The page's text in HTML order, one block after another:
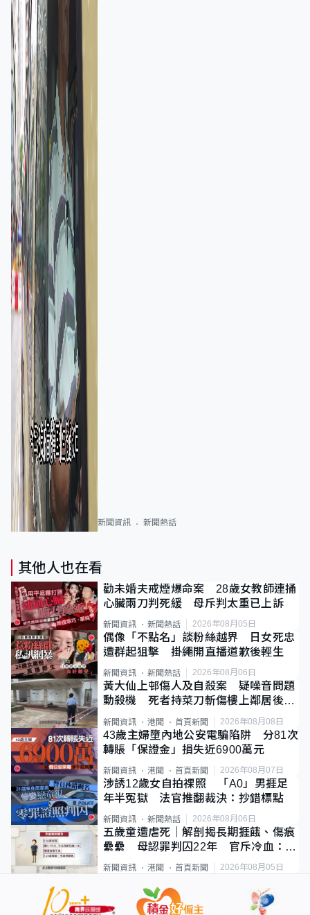
新聞資訊 新聞熱話
其他人也在看
勸未婚夫戒煙爆命案 28歲女教師連捅
心臟兩刀判死緩 母斥判太重已上訴
新聞資訊 新聞熱話 2026年08月05日
偶像「不點名」談粉絲越界 日女死忠
遭群起狙擊 掛繩開直播道歉後輕生
新聞資訊 新聞熱話 2026年08月06日
黃大仙上邨傷人及自殺案 疑噪音問題
動殺機 死者持菜刀斬傷樓上鄰居後墮
新聞資訊 港聞 首頁新聞 2026年08月08日
43歲主婦墮內地公安電騙陷阱 分81次
轉賬「保證金」損失近6900萬元
新聞資訊 港聞 首頁新聞 2026年08月07日
涉誘12歲女自拍祼照 「A0」男捱足
年半冤獄 法官推翻裁決：抄錯標點
新聞資訊 新聞熱話 2026年08月06日
五歲童遭虐死｜解剖揭長期捱餓、傷痕
纍纍 母認罪判囚22年 官斥冷血：同
類案最惡劣
新聞資訊 港聞 首頁新聞 2026年08月05日